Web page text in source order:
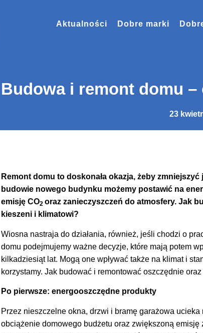
Aktualności Dobre marki
Budowa i remont domu
23
Remont domu to doskonała okazja, żeby
budowie nowego budynku możemy postawić na
emisję CO2 oraz zanieczyszczeń do atmosfery. Jak
kieszeni i klimatowi?
Wiosna nastraja do działania, również, jeśli chodzi o
domu podejmujemy ważne decyzje, które mają potem
kilkadziesiąt lat. Mogą one wpływać także na klimat i
korzystamy. Jak budować i remontować oszczędnie
Po pierwsze: energooszczędne produkty
Przez nieszczelne okna, drzwi i bramę garażowa ucieka
obciążenie domowego budżetu oraz zwiększoną